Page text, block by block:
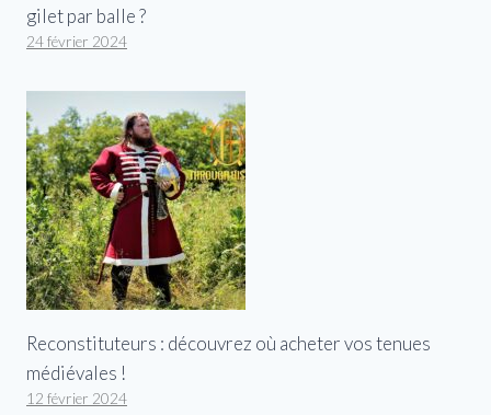
gilet par balle ?
24 février 2024
Reconstituteurs : découvrez où acheter vos tenues
médiévales !
12 février 2024